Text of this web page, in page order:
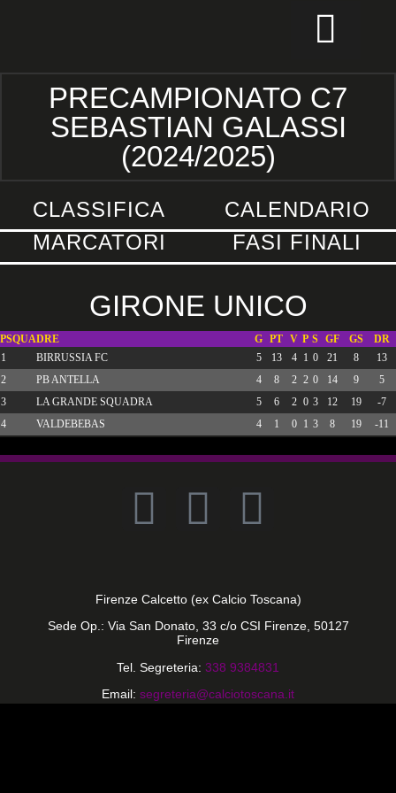
PRECAMPIONATO C7
SEBASTIAN GALASSI
(2024/2025)
CLASSIFICA
CALENDARIO
MARCATORI
FASI FINALI
GIRONE UNICO
PSQUADRE G PT V P S GF GS
DR
1
BIRRUSSIA FC 5 13 4 1 0 21 8
13
2
PB ANTELLA 4 8 2 2 0 14 9
5
3
LA GRANDE SQUADRA 5 6 2 0 3 12 19
-7
4
VALDEBEBAS 4 1 0 1 3 8 19 -11
Firenze Calcetto (ex Calcio Toscana)
Sede Op.: Via San Donato, 33 c/o CSI Firenze, 50127
Firenze
Tel. Segreteria: 338 9384831
Email: segreteria@calciotoscana.it